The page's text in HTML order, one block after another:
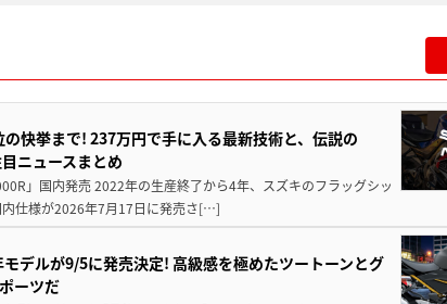
快挙まで! 237万円で手に入る最新技術と、伝説の
ニュースまとめ
」国内発売 2022年の生産終了から4年、スズキのフラッグシッ
内仕様が2026年7月17日に発売さ[…]
モデルが9/5に発売決定! 高級感を極めたツートーンとグ
ーツだ